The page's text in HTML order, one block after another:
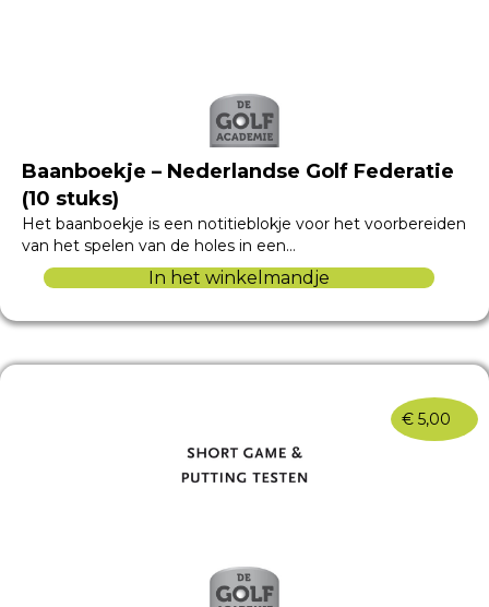
Baanboekje – Nederlandse Golf Federatie
(10 stuks)
Het baanboekje is een notitieblokje voor het voorbereiden
van het spelen van de holes in een…
In het winkelmandje
€ 5,00